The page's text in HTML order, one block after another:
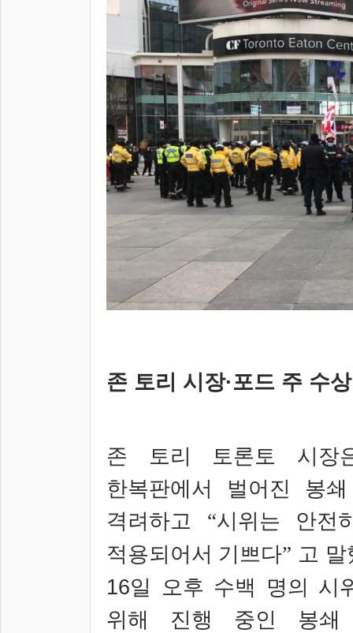
존 토리 시장·포드 주 수
존 토리 토론토 시장
한복판에서 벌어진 봉
격려하고 “시위는 안전
적용되어서 기쁘다” 고
16일 오후 수백 명의 시
위해 진행 중인 봉쇄